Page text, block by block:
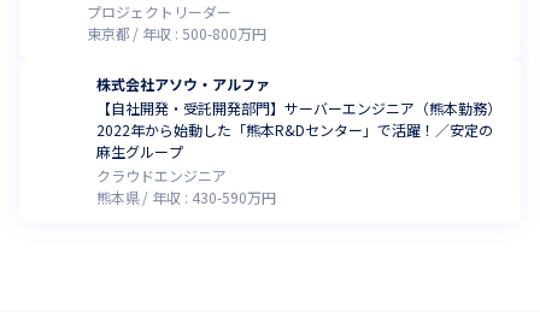
プロジェクトリーダー
東京都
年収 : 500-800万円
株式会社アソウ・アルファ
【自社開発・受託開発部門】サーバーエンジニア（熊本勤務）
2022年から始動した「熊本R&Dセンター」で活躍！／安定の
麻生グループ
クラウドエンジニア
熊本県
年収 : 430-590万円